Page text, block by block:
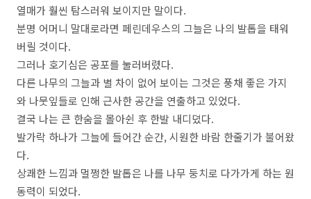
열매가 훨씬 탐스러워 보이지만 말이다.
분명 어머니 말대로라면 페린데우스의 그늘은 나의 발톱을 태워
버릴 것이다.
그러나 호기심은 공포를 눌러버렸다.
다른 나무의 그늘과 별 차이 없어 보이는 그것은 풍채 좋은 가지
와 나뭇잎들로 인해 근사한 공간을 연출하고 있었다.
결국 나는 큰 한숨을 몰아쉰 후 한발 내디뎠다.
발가락 하나가 그늘에 들어간 순간, 시원한 바람 한줄기가 불어왔
다.
상쾌한 느낌과 멀쩡한 발톱은 나를 나무 둥치로 다가가게 하는 원
동력이 되었다.